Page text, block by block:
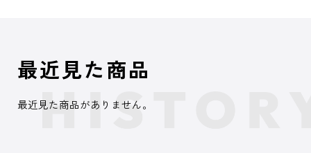
最近見た商品
最近見た商品がありません。